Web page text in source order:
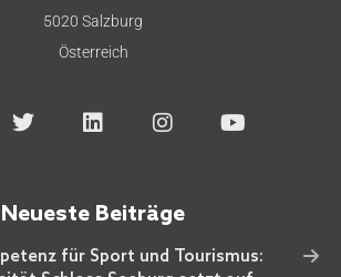
5020 Salzburg
Österreich
Neueste Beiträge
für Sport und Tourismus: